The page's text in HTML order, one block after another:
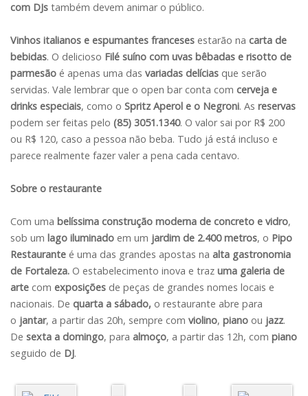
com DJs também devem animar o público.
Vinhos italianos e espumantes franceses estarão na carta de
bebidas. O delicioso Filé suíno com uvas bêbadas e risotto de
parmesão é apenas uma das variadas delícias que serão
servidas. Vale lembrar que o open bar conta com cerveja e
drinks especiais, como o Spritz Aperol e o Negroni. As reservas
podem ser feitas pelo (85) 3051.1340. O valor sai por R$ 200
ou R$ 120, caso a pessoa não beba. Tudo já está incluso e
parece realmente fazer valer a pena cada centavo.
Sobre o restaurante
Com uma belíssima construção moderna de concreto e vidro,
sob um lago iluminado em um jardim de 2.400 metros, o Pipo
Restaurante é uma das grandes apostas na alta gastronomia
de Fortaleza. O estabelecimento inova e traz uma galeria de
arte com exposições de peças de grandes nomes locais e
nacionais. De quarta a sábado, o restaurante abre para
o jantar, a partir das 20h, sempre com violino, piano ou jazz.
De sexta a domingo, para almoço, a partir das 12h, com piano
seguido de DJ.